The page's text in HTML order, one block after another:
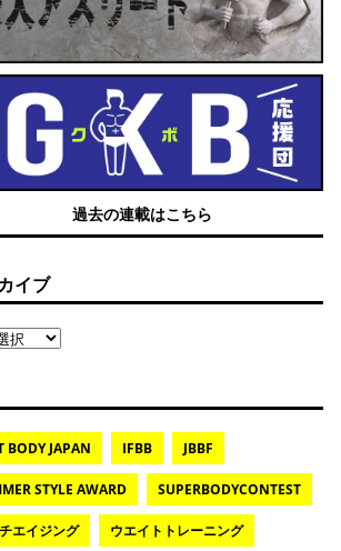
過去の連載はこちら
イブ
BODY JAPAN IFBB JBBF
STYLE AWARD SUPERBODYCONTEST
エイジング ウエイトトレーニング